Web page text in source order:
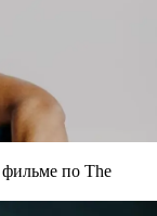
фильме по The